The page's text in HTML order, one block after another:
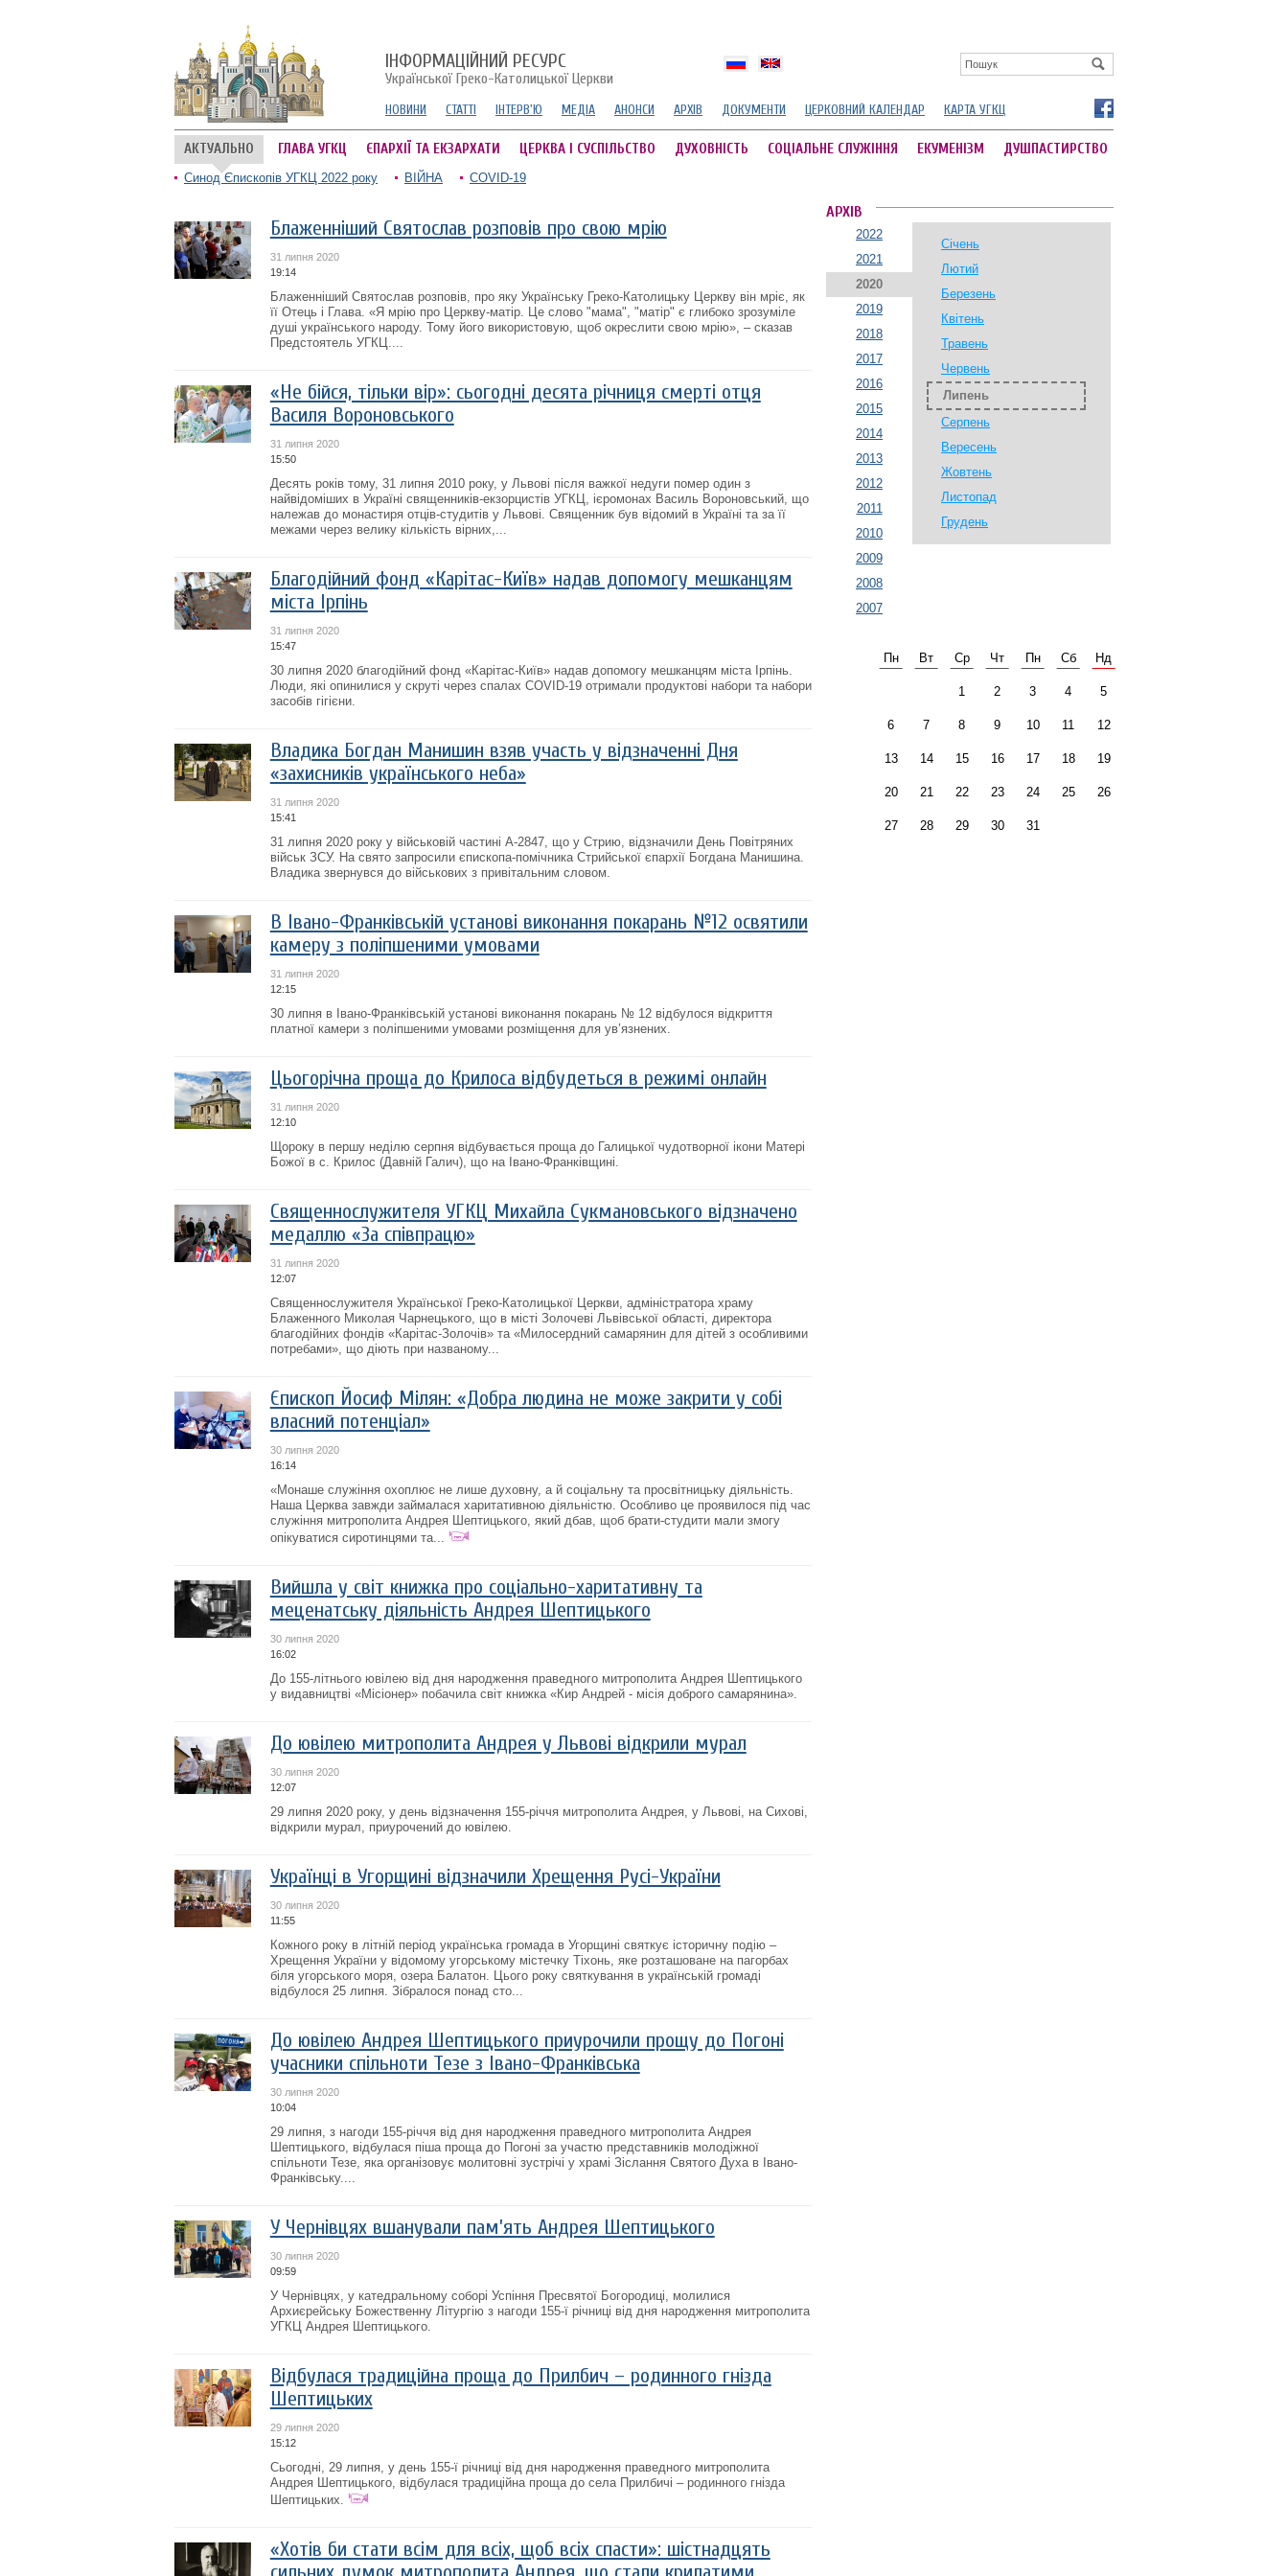
ІНФОРМАЦІЙНИЙ РЕСУРС
Української Греко-Католицької Церкви
НОВИНИ СТАТТІ ІНТЕРВ'Ю МЕДІА АНОНСИ АРХІВ ДОКУМЕНТИ ЦЕРКОВНИЙ КАЛЕНДАР КАРТА УГКЦ
АКТУАЛЬНО ГЛАВА УГКЦ ЄПАРХІЇ ТА ЕКЗАРХАТИ ЦЕРКВА І СУСПІЛЬСТВО ДУХОВНІСТЬ СОЦІАЛЬНЕ СЛУЖІННЯ ЕКУМЕНІЗМ ДУШПАСТИРСТВО
Синод Єпископів УГКЦ 2022 року ВІЙНА COVID-19
Блаженніший Святослав розповів про свою мрію
31 липня 2020
19:14
Блаженніший Святослав розповів, про яку Українську Греко-Католицьку Церкву він мріє, як
її Отець і Глава. «Я мрію про Церкву-матір. Це слово "мама", "матір" є глибоко зрозуміле
душі українського народу. Тому його використовую, щоб окреслити свою мрію», – сказав
Предстоятель УГКЦ....
«Не бійся, тільки вір»: сьогодні десята річниця смерті отця
Василя Вороновського
31 липня 2020
15:50
Десять років тому, 31 липня 2010 року, у Львові після важкої недуги помер один з
найвідоміших в Україні священників-екзорцистів УГКЦ, ієромонах Василь Вороновський, що
належав до монастиря отців-студитів у Львові. Священник був відомий в Україні та за її
межами через велику кількість вірних,...
Благодійний фонд «Карітас-Київ» надав допомогу мешканцям
міста Ірпінь
31 липня 2020
15:47
30 липня 2020 благодійний фонд «Карітас-Київ» надав допомогу мешканцям міста Ірпінь.
Люди, які опинилися у скруті через спалах COVID-19 отримали продуктові набори та набори
засобів гігієни.
Владика Богдан Манишин взяв участь у відзначенні Дня
«захисників українського неба»
31 липня 2020
15:41
31 липня 2020 року у військовій частині А-2847, що у Стрию, відзначили День Повітряних
військ ЗСУ. На свято запросили єпископа-помічника Стрийської єпархії Богдана Манишина.
Владика звернувся до військових з привітальним словом.
В Івано-Франківській установі виконання покарань №12 освятили
камеру з поліпшеними умовами
31 липня 2020
12:15
30 липня в Івано-Франківській установі виконання покарань № 12 відбулося відкриття
платної камери з поліпшеними умовами розміщення для ув’язнених.
Цьогорічна проща до Крилоса відбудеться в режимі онлайн
31 липня 2020
12:10
Щороку в першу неділю серпня відбувається проща до Галицької чудотворної ікони Матері
Божої в с. Крилос (Давній Галич), що на Івано-Франківщині.
Священнослужителя УГКЦ Михайла Сукмановського відзначено
медаллю «За співпрацю»
31 липня 2020
12:07
Священнослужителя Української Греко-Католицької Церкви, адміністратора храму
Блаженного Миколая Чарнецького, що в місті Золочеві Львівської області, директора
благодійних фондів «Карітас-Золочів» та «Милосердний самарянин для дітей з особливими
потребами», що діють при названому...
Єпископ Йосиф Мілян: «Добра людина не може закрити у собі
власний потенціал»
30 липня 2020
16:14
«Монаше служіння охоплює не лише духовну, а й соціальну та просвітницьку діяльність.
Наша Церква завжди займалася харитативною діяльністю. Особливо це проявилося під час
служіння митрополита Андрея Шептицького, який дбав, щоб брати-студити мали змогу
опікуватися сиротинцями та...
Вийшла у світ книжка про соціально-харитативну та
меценатську діяльність Андрея Шептицького
30 липня 2020
16:02
До 155-літнього ювілею від дня народження праведного митрополита Андрея Шептицького
у видавництві «Місіонер» побачила світ книжка «Кир Андрей - місія доброго самарянина».
До ювілею митрополита Андрея у Львові відкрили мурал
30 липня 2020
12:07
29 липня 2020 року, у день відзначення 155-річчя митрополита Андрея, у Львові, на Сихові,
відкрили мурал, приурочений до ювілею.
Українці в Угорщині відзначили Хрещення Русі-України
30 липня 2020
11:55
Кожного року в літній період українська громада в Угорщині святкує історичну подію –
Хрещення України у відомому угорському містечку Тіхонь, яке розташоване на пагорбах
біля угорського моря, озера Балатон. Цього року святкування в українській громаді
відбулося 25 липня. Зібралося понад сто...
До ювілею Андрея Шептицького приурочили прощу до Погоні
учасники спільноти Тезе з Івано-Франківська
30 липня 2020
10:04
29 липня, з нагоди 155-річчя від дня народження праведного митрополита Андрея
Шептицького, відбулася піша проща до Погоні за участю представників молодіжної
спільноти Тезе, яка організовує молитовні зустрічі у храмі Зіслання Святого Духа в Івано-
Франківську....
У Чернівцях вшанували пам’ять Андрея Шептицького
30 липня 2020
09:59
У Чернівцях, у катедральному соборі Успіння Пресвятої Богородиці, молилися
Архиєрейську Божественну Літургію з нагоди 155-ї річниці від дня народження митрополита
УГКЦ Андрея Шептицького.
Відбулася традиційна проща до Прилбич – родинного гнізда
Шептицьких
29 липня 2020
15:12
Сьогодні, 29 липня, у день 155-ї річниці від дня народження праведного митрополита
Андрея Шептицького, відбулася традиційна проща до села Прилбичі – родинного гнізда
Шептицьких.
«Хотів би стати всім для всіх, щоб всіх спасти»: шістнадцять
АРХІВ
2022
2021
2020
2019
2018
2017
2016
2015
2014
2013
2012
2011
2010
2009
2008
2007
Січень
Лютий
Березень
Квітень
Травень
Червень
Липень
Серпень
Вересень
Жовтень
Листопад
Грудень
Пн Вт Ср Чт Пн Сб Нд
1 2 3 4 5
6 7 8 9 10 11 12
13 14 15 16 17 18 19
20 21 22 23 24 25 26
27 28 29 30 31